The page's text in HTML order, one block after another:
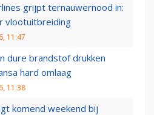
grijpt ternauwernood in:
vlootuitbreiding
11:47
dure brandstof drukken
hard omlaag
11:38
komend weekend bij